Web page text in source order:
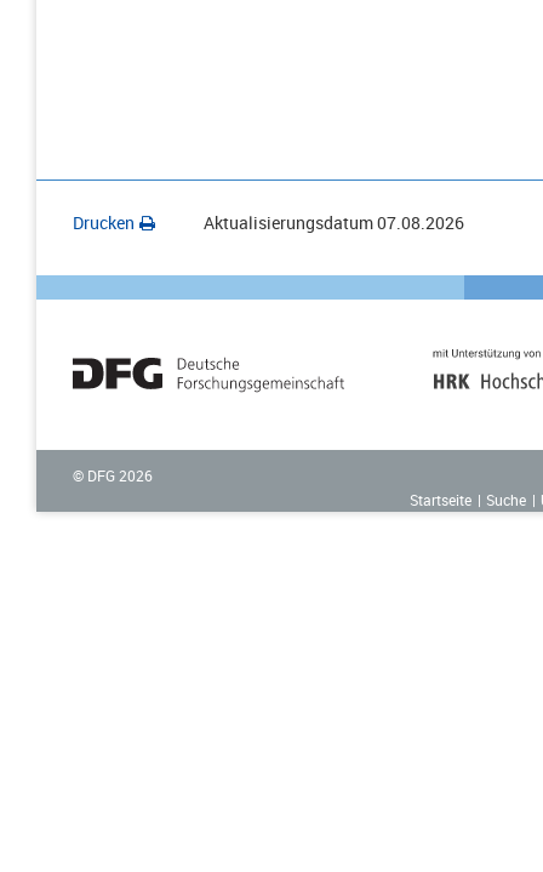
Drucken Aktualisierungsdatum07.08.2026
© DFG 2026
Startseite
Suche